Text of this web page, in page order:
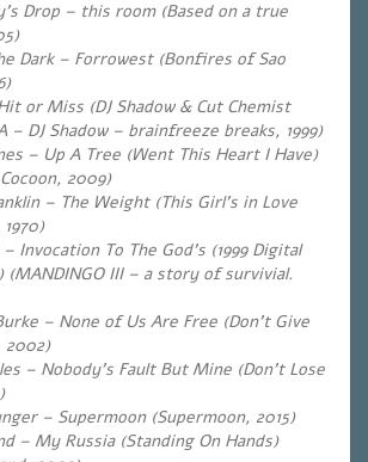
Drop – this room (Based on a true
Dark– Forrowest (Bonfires of Sao
or Miss (DJ Shadow & Cut Chemist
– DJ Shadow – brainfreeze breaks, 1999)
– Up A Tree (Went This Heart I Have)
2009)
– The Weight (This Girl’s in Love
Invocation To The God’s (1999 Digital
(MANDINGO III – a story of survivial.
– None of Us Are Free (Don’t Give
2002)
– Nobody’s Fault But Mine (Don’t Lose
– Supermoon (Supermoon, 2015)
– My Russia (Standing On Hands)